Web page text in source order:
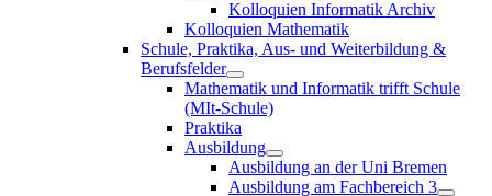
Kolloquien Informatik Archiv
Kolloquien Mathematik
Schule, Praktika, Aus- und Weiterbildung &
Berufsfelder
Mathematik und Informatik trifft Schule
(MIt-Schule)
Praktika
Ausbildung
Ausbildung an der Uni Bremen
Ausbildung am Fachbereich 3